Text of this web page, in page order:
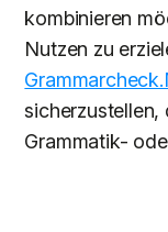
kombinieren
Nutzen zu
sicherzustellen,
Grammatik-